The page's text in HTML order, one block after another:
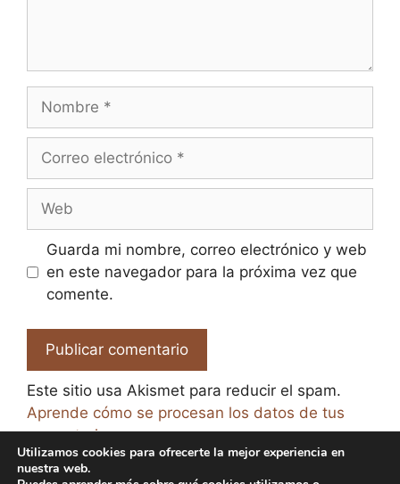
Nombre
Correo
Web
Guarda mi nombre, correo electrónico y web
en este navegador para la próxima vez que
comente.
Este sitio usa Akismet para reducir el spam.
Aprende cómo se procesan los datos de tus
comentarios.
Utilizamos cookies para ofrecerte la mejor experiencia en
nuestra web.